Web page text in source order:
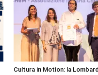
Cultura in Motion: la